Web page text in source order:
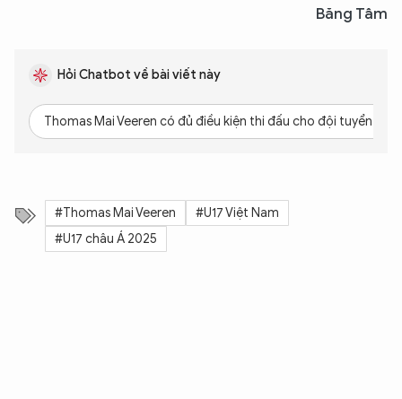
Băng Tâm
Hỏi Chatbot về bài viết này
Thomas Mai Veeren có đủ điều kiện thi đấu cho đội tuyển
#Thomas Mai Veeren
#U17 Việt Nam
#U17 châu Á 2025